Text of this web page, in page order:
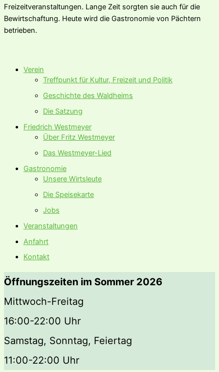
Freizeitveranstaltungen. Lange Zeit sorgten sie auch für die
Bewirtschaftung. Heute wird die Gastronomie von Pächtern
betrieben.
Verein
Treffpunkt für Kultur, Freizeit und Politik
Geschichte des Waldheims
Die Satzung
Friedrich Westmeyer
Über Fritz Westmeyer
Das Westmeyer-Lied
Gastronomie
Unsere Wirtsleute
Die Speisekarte
Jobs
Veranstaltungen
Anfahrt
Kontakt
Öffnungszeiten im Sommer 2026
Mittwoch-Freitag
16:00-22:00 Uhr
Samstag, Sonntag, Feiertag
11:00-22:00 Uhr